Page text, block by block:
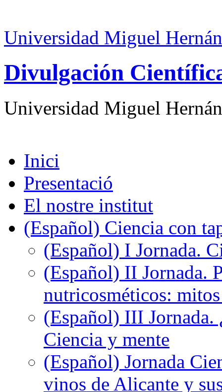
Universidad Miguel
Divulgación
Universidad Miguel
Inici
Presentació
El nostre institut
(Español) Ciencia con
(Español) I Jornada.
(Español) II Jornada.
nutricosméticos:
(Español) III Jornada.
Ciencia y mente
(Español) Jornada
vinos de Alicante y